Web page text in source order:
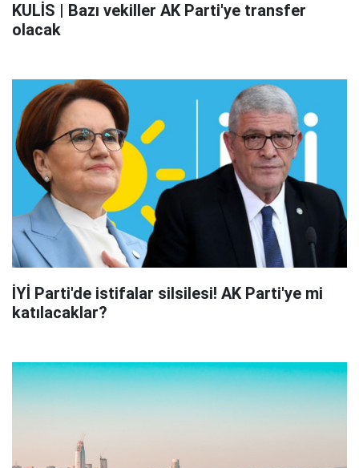
KULİS | Bazı vekiller AK Parti'ye transfer
olacak
İYİ Parti'de istifalar silsilesi! AK Parti'ye mi
katılacaklar?